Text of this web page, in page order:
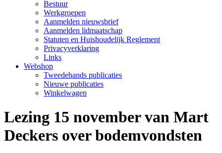
Bestuur
Werkgroepen
Aanmelden nieuwsbrief
Aanmelden lidmaatschap
Statuten en Huishoudelijk Reglement
Privacyverklaring
Links
Webshop
Tweedehands publicaties
Nieuwe publicaties
Winkelwagen
Lezing 15 november van Mart
Deckers over bodemvondsten